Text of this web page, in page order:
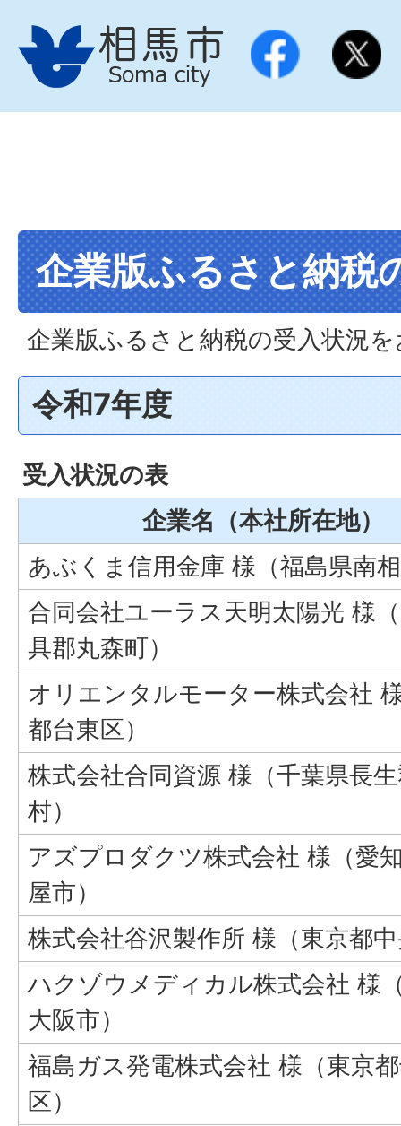
企業版ふるさと納税
企業版ふるさと納税の受入状況
令和7年度
受入状況の表
企業名（本社所在地）
あぶくま信用金庫 様（福島県南
合同会社ユーラス天明太陽光 様
具郡丸森町）
オリエンタルモーター株式会社
都台東区）
株式会社合同資源 様（千葉県長
村）
アズプロダクツ株式会社 様（愛
屋市）
株式会社谷沢製作所 様（東京都
ハクゾウメディカル株式会社 様
大阪市）
福島ガス発電株式会社 様（東京
区）